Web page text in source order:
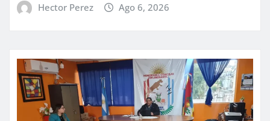
Hector Perez Ago 6, 2026